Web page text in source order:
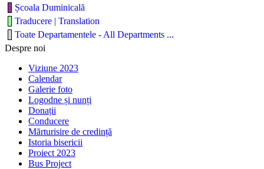
Școala Duminicală
Traducere | Translation
Toate Departamentele - All Departments ...
Despre noi
Viziune 2023
Calendar
Galerie foto
Logodne și nunți
Donații
Conducere
Mărturisire de credință
Istoria bisericii
Proiect 2023
Bus Project